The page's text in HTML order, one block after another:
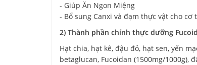
- Giúp Ăn Ngon Miệng
- Bổ sung Canxi và đạm thực vật cho cơ
2) Thành phần chính thực dưỡng
Hạt chia, hạt kê, đậu đỏ, hạt sen, yến
betaglucan, Fucoidan (1500mg/